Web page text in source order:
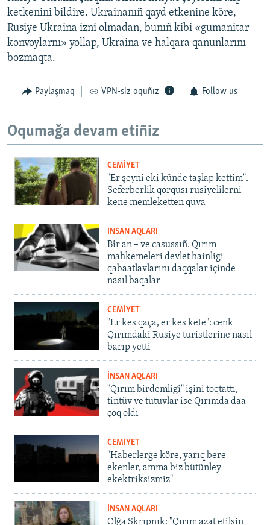
ketkenini bildire. Ukrainanıñ qayd etkenine köre,
Rusiye Ukraina izni olmadan, bunıñ kibi «gumanitar
konvoylarnı» yollap, Ukraina ve halqara qanunlarını
bozmaqta.
Paylaşmaq VPN-siz oquñız Follow us
Oqumağa devam etiñiz
CEMİYET
"Er şeyni eki künde taşlap kettim".
Seferberlik qorqusı rusiyelilerni
kene memleketten quva
İNSAN AQLARI
Bir an – ve casussıñ. Qırım
mahkemeleri devlet hainligi
qabaatlavlarını daqqalar içinde
nasıl baqalar
CEMİYET
"Er kes qaça, er kes kete": cenk
Qırımdaki Rusiye turistlerine nasıl
barıp yetti
İNSAN AQLARI
"Qırım birdemligi" işini toqtattı,
tintüv ve tutuvlar ise Qırımda daa
çoq oldı
CEMİYET
"Haberlerge köre, yarıq bere
ekenler, amma biz bütünley
ekektriksizmiz"
İNSAN AQLARI
Olğa Skrıpnık: "Qırım azat etilsin